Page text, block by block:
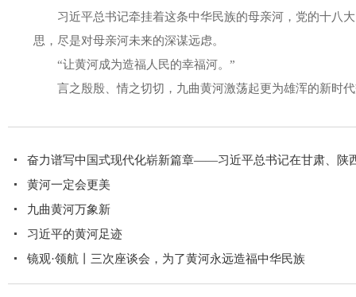
习近平总书记牵挂着这条中华民族的母亲河，党的十八
思，尽是对母亲河未来的深谋远虑。
“让黄河成为造福人民的幸福河。”
言之殷殷、情之切切，九曲黄河激荡起更为雄浑的新时
奋力谱写中国式现代化崭新篇章——习近平总书记在甘肃、陕
黄河一定会更美
九曲黄河万象新
习近平的黄河足迹
镜观·领航丨三次座谈会，为了黄河永远造福中华民族